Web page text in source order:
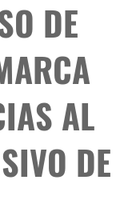
DE
AL
DE